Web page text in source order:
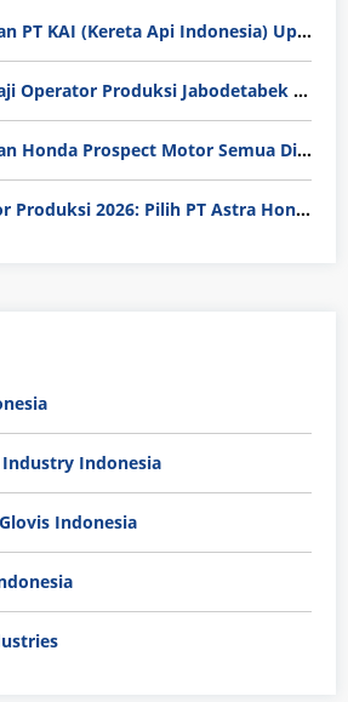
Gaji Karyawan PT KAI (Kereta Api Indonesia) Update 2025
Rata-Rata Gaji Operator Produksi Jabodetabek 2025: Bedah Tuntas UMK, Lemburan, dan Realita Hidup Buruh
Gaji Karyawan Honda Prospect Motor Semua Divisi
Gaji Operator Produksi 2026: Pilih PT Astra Honda Motor (AHM) atau Manufaktur di Jepang?
Indonesia
Indonesia